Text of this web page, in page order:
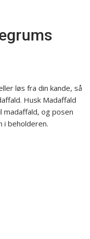
løs fra din kande, så
Husk Madaffald
madaffald, og posen
i beholderen.